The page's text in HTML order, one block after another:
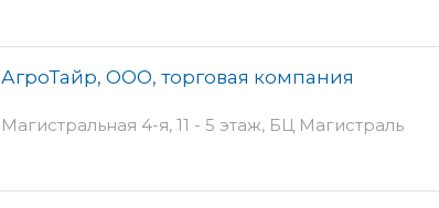
АгроТайр, ООО, торговая компания
Магистральная 4-я, 11 - 5 этаж, БЦ Магистраль